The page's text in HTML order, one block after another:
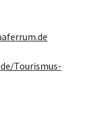
Tourismus-